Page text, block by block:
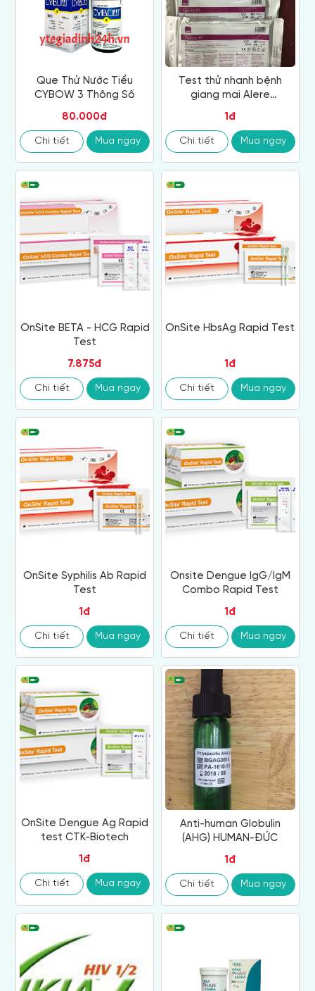
Que Thử Nước Tiểu
CYBOW 3 Thông Số
80.000đ
Chi tiết Mua ngay
Test thử nhanh bệnh
giang mai Alere
1đ
Chi tiết Mua ngay
OnSite BETA - HCG Rapid
Test
7.875đ
Chi tiết Mua ngay
OnSite HbsAg Rapid Test
1đ
Chi tiết Mua ngay
OnSite Syphilis Ab Rapid
Test
1đ
Chi tiết Mua ngay
Onsite Dengue IgG/IgM
Combo Rapid Test
1đ
Chi tiết Mua ngay
OnSite Dengue Ag Rapid
test CTK-Biotech
1đ
Chi tiết Mua ngay
Anti-human Globulin
(AHG) HUMAN-ĐỨC
1đ
Chi tiết Mua ngay